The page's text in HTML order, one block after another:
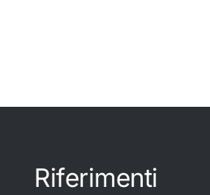
Riferimenti